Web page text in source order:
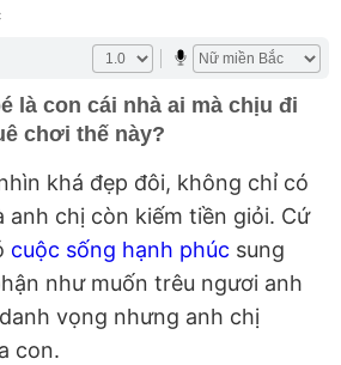
là con cái nhà ai mà chịu đi
chơi thế này?
khá đẹp đôi, không chỉ có
anh chị còn kiếm tiền giỏi. Cứ
cuộc sống hạnh phúc sung
như muốn trêu ngươi anh
vọng nhưng anh chị
con.